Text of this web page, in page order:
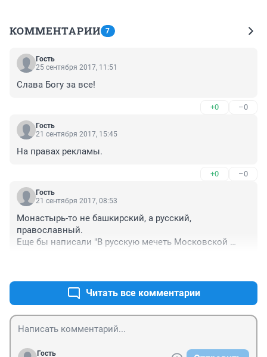
КОММЕНТАРИИ 7
Гость
25 сентября 2017, 11:51
Слава Богу за все!
+0 –0
Гость
21 сентября 2017, 15:45
На правах рекламы.
+0 –0
Гость
21 сентября 2017, 08:53
Монастырь-то не башкирский, а русский,
православный.
Еще бы написали "В русскую мечеть Московской
Читать все комментарии
Гость